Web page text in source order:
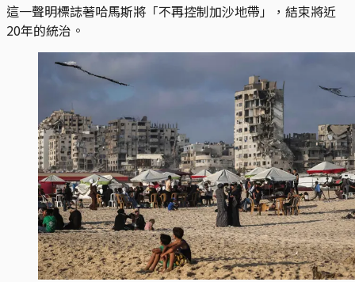
這一聲明標誌著哈馬斯將「不再控制加沙地帶」，結束將近
20年的統治。